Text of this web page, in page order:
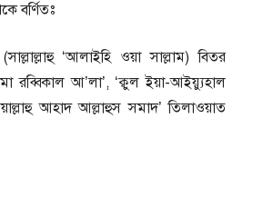
বর্ণিতঃ
‘আলাইহি ওয়া সাল্লাম) বিতর
রব্বিকাল আ’লা’, ‘ক্বুল ইয়া-আইয়্যুহাল
আহাদ আল্লাহুস সমাদ’ তিলাওয়াত